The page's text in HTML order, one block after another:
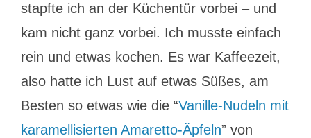
stapfte ich an der Küchentür vorbei – und
kam nicht ganz vorbei. Ich musste einfach
rein und etwas kochen. Es war Kaffeezeit,
also hatte ich Lust auf etwas Süßes, am
Besten so etwas wie die “Vanille-Nudeln mit
karamellisierten Amaretto-Äpfeln” von